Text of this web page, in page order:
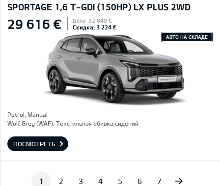
SPORTAGE 1,6 T-GDI (150HP) LX PLUS 2WD
29 616 € Цена: 32 840 €
Скидка: 3 224 €
АВТО НА СКЛАДЕ
Petrol, Manual
Wolf Grey (WAF), Текстильная обивка сидений
ПОСМОТРЕТЬ
1 2 3 4 5 6 7